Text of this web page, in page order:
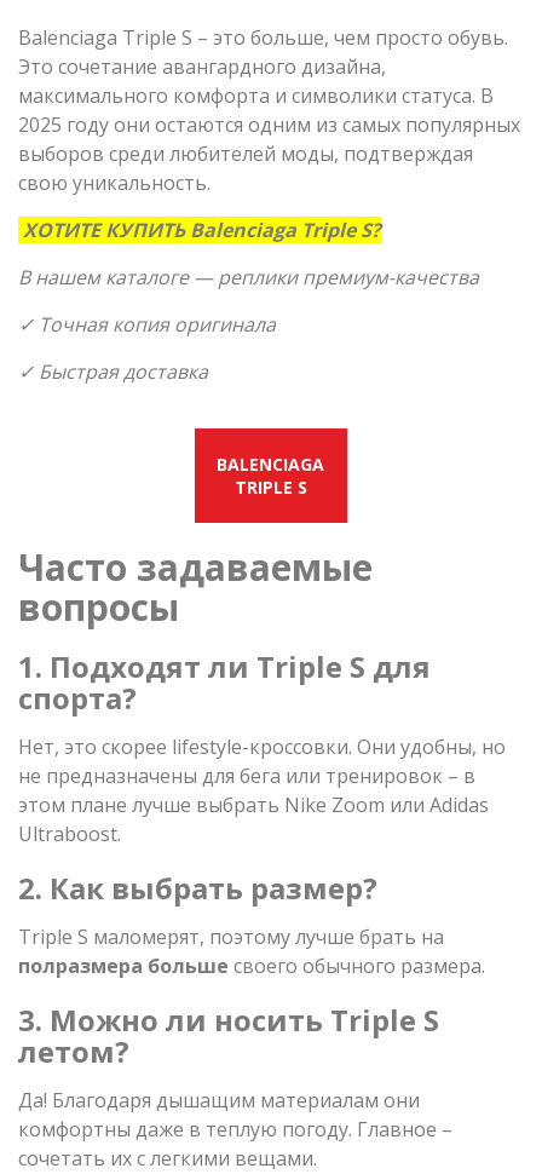
Balenciaga Triple S – это больше, чем просто обувь.
Это сочетание авангардного дизайна,
максимального комфорта и символики статуса. В
2025 году они остаются одним из самых популярных
выборов среди любителей моды, подтверждая
свою уникальность.
ХОТИТЕ КУПИТЬ Balenciaga Triple S?
В нашем каталоге — реплики премиум-качества
✓ Точная копия оригинала
✓ Быстрая доставка
BALENCIAGA
TRIPLE S
Часто задаваемые
вопросы
1. Подходят ли Triple S для
спорта?
Нет, это скорее lifestyle-кроссовки. Они удобны, но
не предназначены для бега или тренировок – в
этом плане лучше выбрать Nike Zoom или Adidas
Ultraboost.
2. Как выбрать размер?
Triple S маломерят, поэтому лучше брать на
полразмера больше своего обычного размера.
3. Можно ли носить Triple S
летом?
Да! Благодаря дышащим материалам они
комфортны даже в теплую погоду. Главное –
сочетать их с легкими вещами.